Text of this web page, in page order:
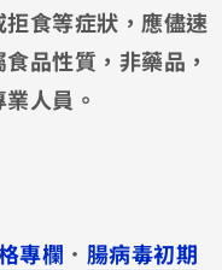
食等症狀，應儘速
品性質，非藥品，
人員。
專欄 ． 腸病毒初期